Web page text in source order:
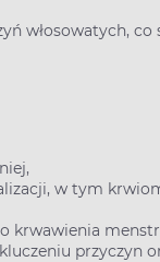
włosowatych,
w tym
krwawienia
przyczyn